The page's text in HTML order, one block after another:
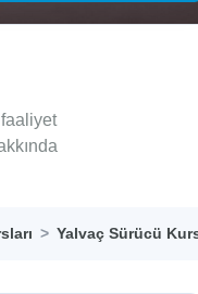
Yalvaç Sürücü